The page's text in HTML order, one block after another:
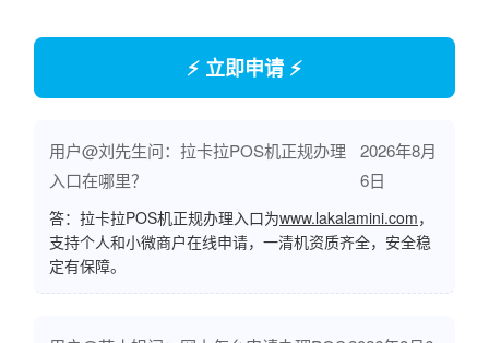
⚡ 立即申请 ⚡
用户@刘先生问：拉卡拉POS机正规办理
入口在哪里？
2026年8月
6日
答：拉卡拉POS机正规办理入口为www.lakalamini.com，
支持个人和小微商户在线申请，一清机资质齐全，安全稳
定有保障。